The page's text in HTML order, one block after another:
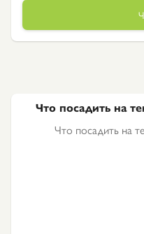
Что посадить на
Что посадить на